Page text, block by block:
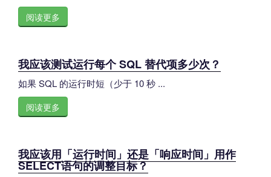
阅读更多
我应该测试运行每个 SQL 替代项多少次？
如果 SQL 的运行时短（少于 10 秒 ...
阅读更多
我应该用「运行时间」还是「响应时间」用作
SELECT语句的调整目标？